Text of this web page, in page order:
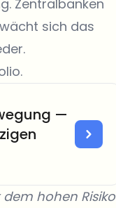
Zentralbanken
sich das
—
hohen Risiko